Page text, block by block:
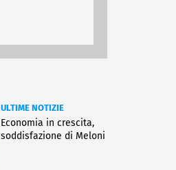
ULTIME NOTIZIE
Economia in crescita,
soddisfazione di Meloni